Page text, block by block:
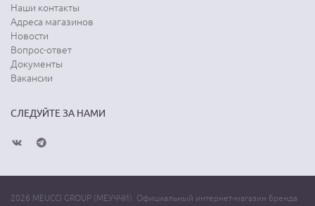
Наши контакты
Адреса магазинов
Новости
Вопрос-ответ
Документы
Вакансии
СЛЕДУЙТЕ ЗА НАМИ
2026 MEUCCI GROUP (МЕУЧЧИ). Официальный интернет-магазин бренда